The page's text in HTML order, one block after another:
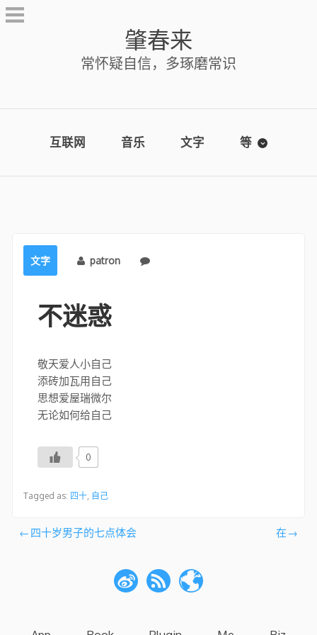
Skip
to
肇春来
常怀疑自信，多琢磨常识
互联网 音乐 文字 等
文字 patron
不迷惑
敬天爱人小自己
添砖加瓦用自己
思想爱屋瑞微尔
无论如何给自己
0
Tagged as: 四十, 自己
文四十岁男子的七点体会 在